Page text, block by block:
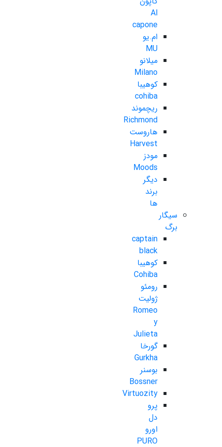
Al
capone
ام.یو
MU
میلانو
Milano
کوهیبا
cohiba
ریچموند
Richmond
هاروست
Harvest
مودز
Moods
دیگر
برند
ها
سیگار
برگ
captain
black
کوهیبا
Cohiba
رومئو
ژولیت
Romeo
y
Julieta
گورخا
Gurkha
بوسنر
Bossner
Virtuozity
پرو
دل
اورو
PURO